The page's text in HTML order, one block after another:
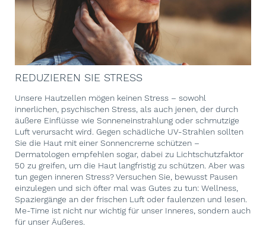
REDUZIEREN SIE STRESS
Unsere Hautzellen mögen keinen Stress – sowohl
innerlichen, psychischen Stress, als auch jenen, der durch
äußere Einflüsse wie Sonneneinstrahlung oder schmutzige
Luft verursacht wird. Gegen schädliche UV-Strahlen sollten
Sie die Haut mit einer Sonnencreme schützen –
Dermatologen empfehlen sogar, dabei zu Lichtschutzfaktor
50 zu greifen, um die Haut langfristig zu schützen. Aber was
tun gegen inneren Stress? Versuchen Sie, bewusst Pausen
einzulegen und sich öfter mal was Gutes zu tun: Wellness,
Spaziergänge an der frischen Luft oder faulenzen und lesen.
Me-Time ist nicht nur wichtig für unser Inneres, sondern auch
für unser Äußeres.